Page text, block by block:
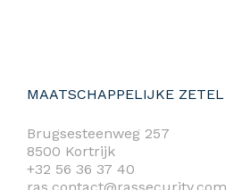
MAATSCHAPPELIJKE ZETEL
Brugsesteenweg 257
8500 Kortrijk
+32 56 36 37 40